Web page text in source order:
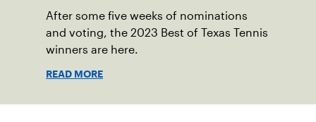
After some five weeks of nominations
and voting, the 2023 Best of Texas Tennis
winners are here.
READ MORE